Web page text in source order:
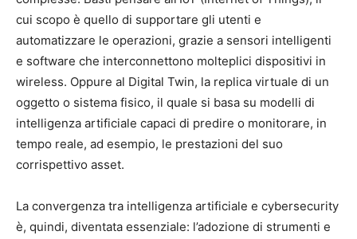
cui scopo è quello di supportare gli utenti e
automatizzare le operazioni, grazie a sensori intelligenti
e software che interconnettono molteplici dispositivi in
wireless. Oppure al Digital Twin, la replica virtuale di un
oggetto o sistema fisico, il quale si basa su modelli di
intelligenza artificiale capaci di predire o monitorare, in
tempo reale, ad esempio, le prestazioni del suo
corrispettivo asset.
La convergenza tra intelligenza artificiale e cybersecurity
è, quindi, diventata essenziale: l’adozione di strumenti e